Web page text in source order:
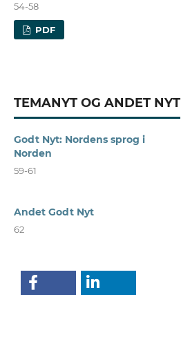
54-58
PDF
TEMANYT OG ANDET NYT
Godt Nyt: Nordens sprog i
Norden
59-61
Andet Godt Nyt
62